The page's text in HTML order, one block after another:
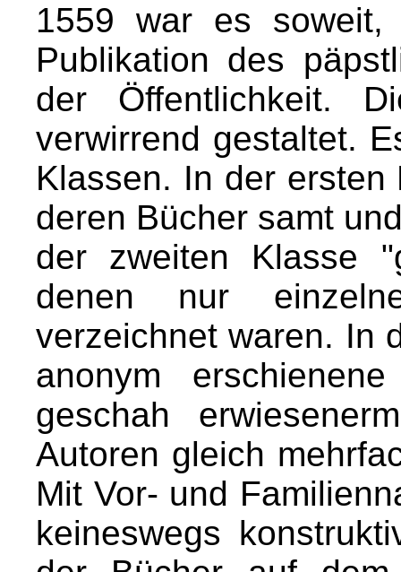
1559 war es soweit,
Publikation des
der Öffentlichkeit.
verwirrend gestaltet.
Klassen. In der
deren Bücher samt
der zweiten Klasse
denen nur
verzeichnet waren. In
anonym
geschah
Autoren gleich
Mit Vor- und
keineswegs